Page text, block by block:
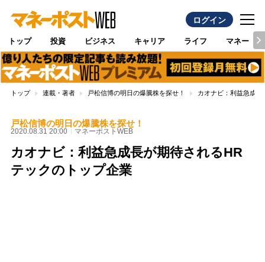
ログイン
トップ 投資 ビジネス キャリア ライフ マネー
トップ 連載・著者 戸松信博の明日の爆騰株を探せ！ カオナビ：利益急成
戸松信博の明日の爆騰株を探せ！
2020.08.31 20:00 マネーポストWEB
カオナビ：利益急成長が期待されるHR
テックのトップ企業